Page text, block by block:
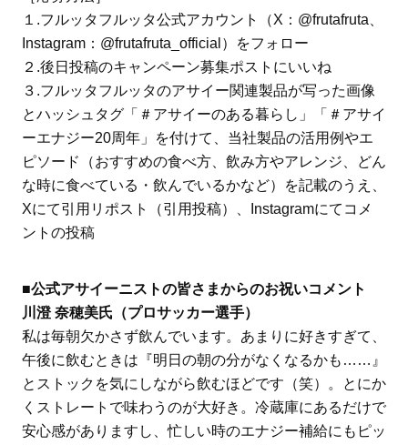
１.フルッタフルッタ公式アカウント（X：@frutafruta、
Instagram：@frutafruta_official）をフォロー
２.後日投稿のキャンペーン募集ポストにいいね
３.フルッタフルッタのアサイー関連製品が写った画像
とハッシュタグ「＃アサイーのある暮らし」「＃アサイ
ーエナジー20周年」を付けて、当社製品の活用例やエ
ピソード（おすすめの食べ方、飲み方やアレンジ、どん
な時に食べている・飲んでいるかなど）を記載のうえ、
Xにて引用リポスト（引用投稿）、Instagramにてコメ
ントの投稿
■公式アサイーニストの皆さまからのお祝いコメント
川澄 奈穂美氏（プロサッカー選手）
私は毎朝欠かさず飲んでいます。あまりに好きすぎて、
午後に飲むときは『明日の朝の分がなくなるかも……』
とストックを気にしながら飲むほどです（笑）。とにか
くストレートで味わうのが大好き。冷蔵庫にあるだけで
安心感がありますし、忙しい時のエナジー補給にもピッ